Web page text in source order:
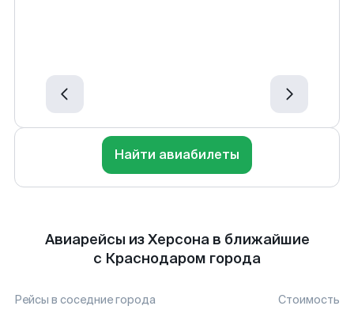
Найти авиабилеты
Авиарейсы из Херсона в ближайшие
с Краснодаром города
Рейсы в соседние города Стоимость